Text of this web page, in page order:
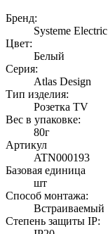
Бренд:
Systeme Electric
Цвет:
Белый
Серия:
Atlas Design
Тип изделия:
Розетка TV
Вес в упаковке:
80г
Артикул
ATN000193
Базовая единица
шт
Способ монтажа:
Встраиваемый
Степень защиты IP: